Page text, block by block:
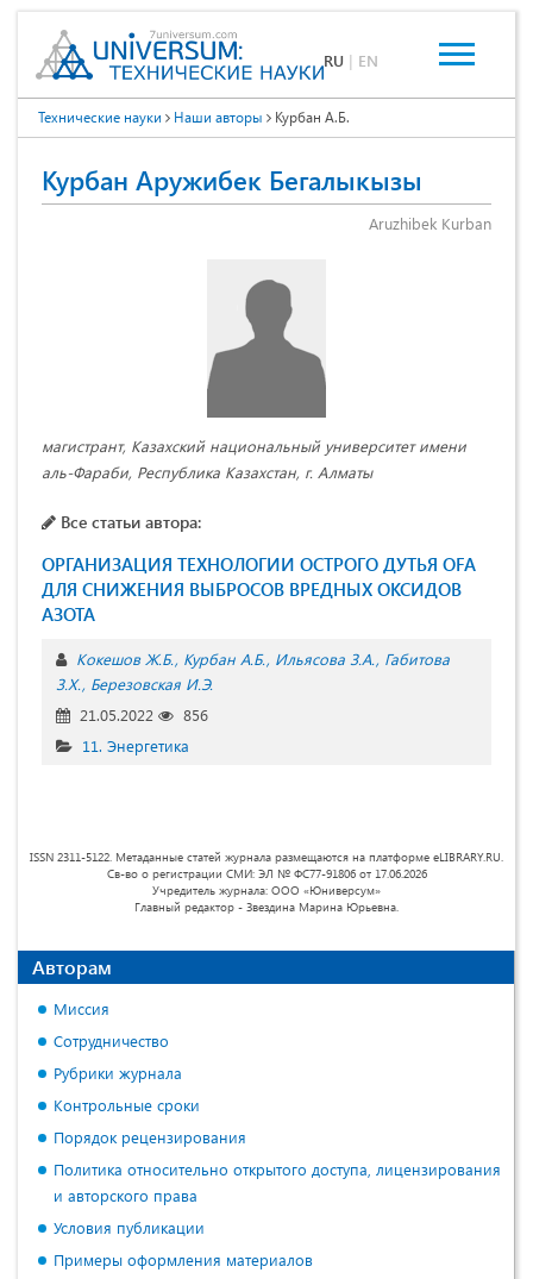
RU | EN
Технические науки Наши авторы Курбан А.Б.
Курбан Аружибек Бегалыкызы
Aruzhibek Kurban
магистрант, Казахский национальный университет имени
аль-Фараби, Республика Казахстан, г. Алматы
Все статьи автора:
ОРГАНИЗАЦИЯ ТЕХНОЛОГИИ ОСТРОГО ДУТЬЯ OFA
ДЛЯ СНИЖЕНИЯ ВЫБРОСОВ ВРЕДНЫХ ОКСИДОВ
АЗОТА
Кокешов Ж.Б. Курбан А.Б. Ильясова З.А. Габитова
З.Х. Березовская И.Э.
21.05.2022
856
11. Энергетика
ISSN 2311-5122. Метаданные статей журнала размещаются на платформе eLIBRARY.RU.
Св-во о регистрации СМИ: ЭЛ № ФС77-91806 от 17.06.2026
Учредитель журнала: ООО «Юниверсум»
Главный редактор - Звездина Марина Юрьевна.
Авторам
Миссия
Сотрудничество
Рубрики журнала
Контрольные сроки
Порядок рецензирования
Политика относительно открытого доступа, лицензирования
и авторского права
Условия публикации
Примеры оформления материалов